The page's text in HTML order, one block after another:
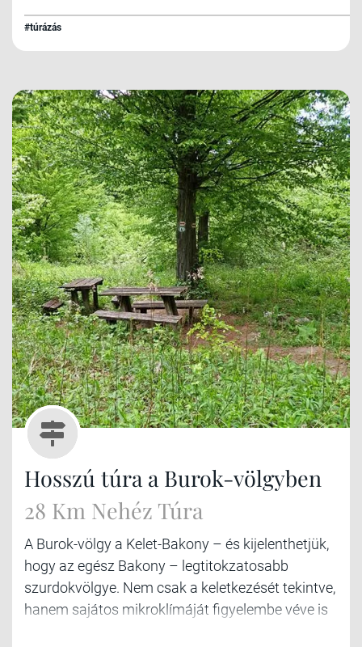
része szinte mindent megmutat, amit látni
érdemes.
#túrázás
Hosszú túra a Burok-völgyben
28 Km Nehéz Túra
A Burok-völgy a Kelet-Bakony – és kijelenthetjük,
hogy az egész Bakony – legtitokzatosabb
szurdokvölgye. Nem csak a keletkezését tekintve,
hanem sajátos mikroklímáját figyelembe véve is